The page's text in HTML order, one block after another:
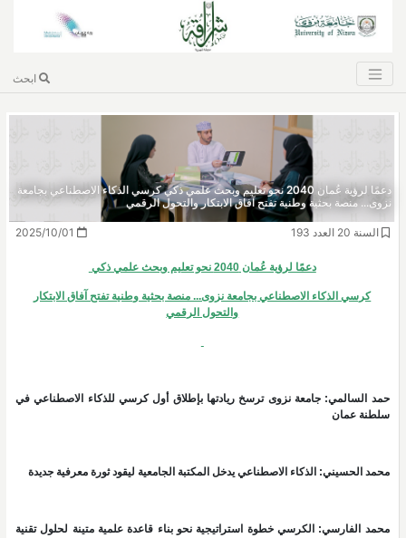
ابحث
دعمًا لرؤية عُمان 2040 نحو تعليم وبحث علمي ذكي كرسي الذكاء الاصطناعي بجامعة
نزوى... منصة بحثية وطنية تفتح آفاق الابتكار والتحول الرقمي
السنة 20 العدد 193
دعمًا لرؤية عُمان 2040 نحو تعليم وبحث علمي ذكي
كرسي الذكاء الاصطناعي بجامعة نزوى... منصة بحثية وطنية تفتح آفاق الابتكار
والتحول الرقمي
حمد السالمي: جامعة نزوى ترسخ ريادتها بإطلاق أول كرسي للذكاء الاصطناعي في
سلطنة عمان
محمد الحسيني: الذكاء الاصطناعي يدخل المكتبة الجامعية ليقود ثورة معرفية جديدة
محمد الفارسي: الكرسي خطوة استراتيجية نحو بناء قاعدة علمية متينة لحلول تقنية